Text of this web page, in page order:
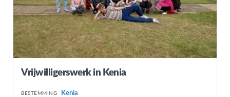
Vrijwilligerswerk in Kenia
BESTEMMING Kenia